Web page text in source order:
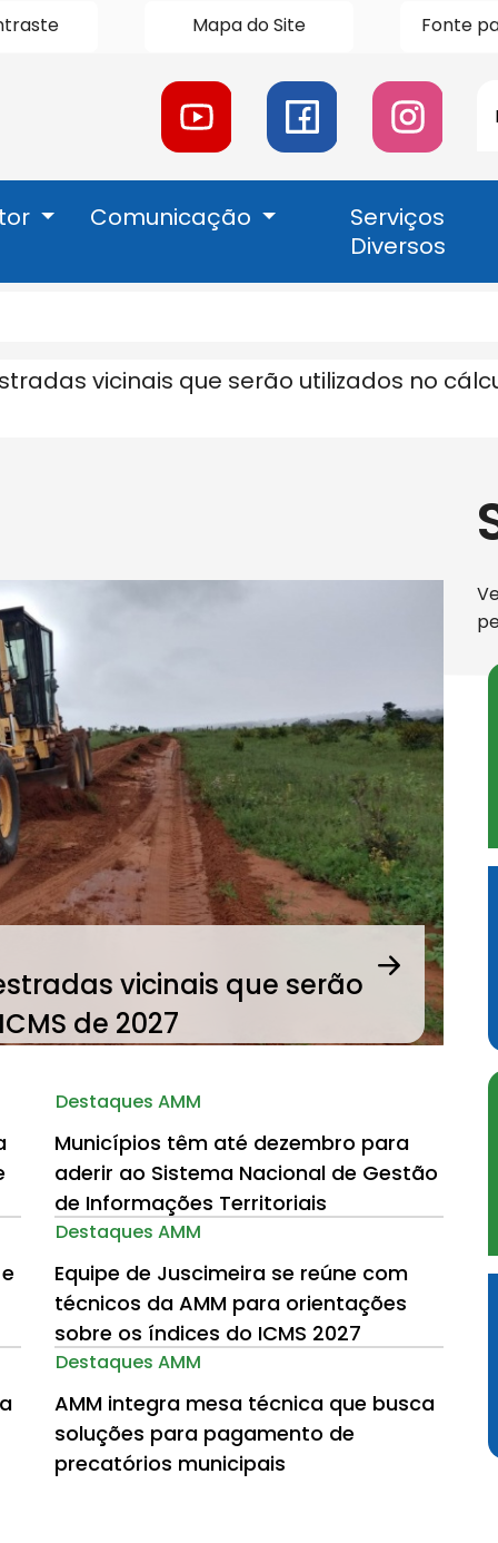
Mapa do Site Fonte
Acessar
a
Youtube
Acessar
a
Facebook
Acessar
a
Instagran
Comunicação
Serviços
Diversos
vicinais que serão utilizados no
vicinais que serão
de 2027
Próxima
Destaques AMM
Municípios têm até dezembro para
aderir ao Sistema Nacional de Gestão
de Informações Territoriais
Destaques AMM
Equipe de Juscimeira se reúne com
técnicos da AMM para orientações
sobre os índices do ICMS 2027
Destaques AMM
AMM integra mesa técnica que busca
soluções para pagamento de
precatórios municipais